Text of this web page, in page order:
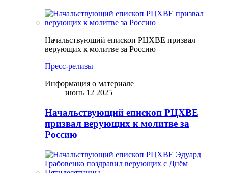
Начальствующий епископ РЦХВЕ призвал
верующих к молитве за Россию
Пресс-релизы
Информация о материале
июнь 12 2025
Начальствующий епископ РЦХВЕ
призвал верующих к молитве за
Россию